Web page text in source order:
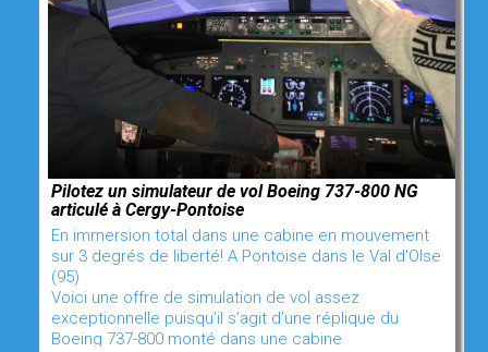
Pilotez un simulateur de vol Boeing 737-800 NG
articulé à Cergy-Pontoise
En immersion total dans une cabine en mouvement
sur 3 degrés de liberté! A Pontoise dans le Val d'OIse
(95)
Voici une offre de simulation de vol assez
exceptionnelle puisqu’il s’agit d’une réplique du
Boeing 737-800 monté dans une cabine